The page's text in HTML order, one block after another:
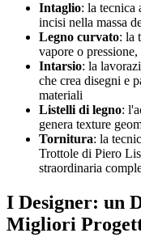
Intaglio: la tecnica
incisi nella massa
Legno curvato: la
vapore o
Intarsio: la
che crea disegni e
materiali
Listelli di legno:
genera texture
Tornitura: la
Trottole di Piero
straordinaria
I Designer: un
Migliori